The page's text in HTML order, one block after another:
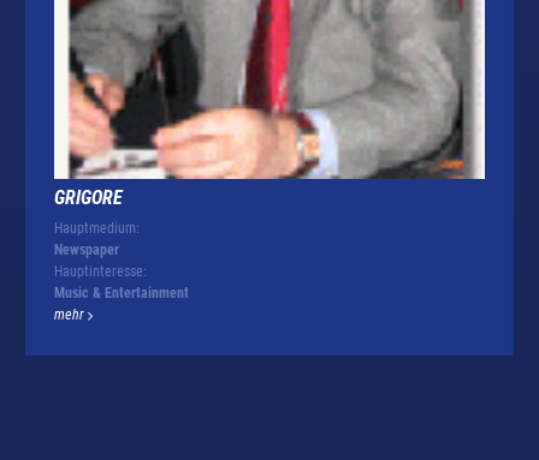
GRIGORE
Hauptmedium:
Newspaper
Hauptinteresse:
Music & Entertainment
mehr